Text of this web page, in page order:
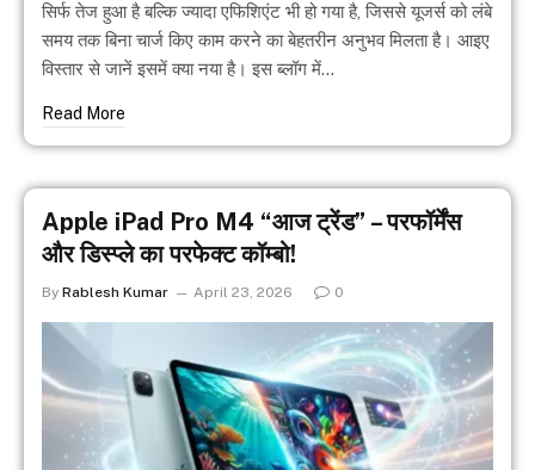
सिर्फ तेज हुआ है बल्कि ज्यादा एफिशिएंट भी हो गया है, जिससे यूजर्स को लंबे
समय तक बिना चार्ज किए काम करने का बेहतरीन अनुभव मिलता है। आइए
विस्तार से जानें इसमें क्या नया है। इस ब्लॉग में…
Read More
Apple iPad Pro M4 “आज ट्रेंड” – परफॉर्मेंस
और डिस्प्ले का परफेक्ट कॉम्बो!
By Rablesh Kumar April 23, 2026 0